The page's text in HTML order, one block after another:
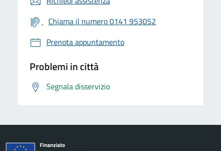
Chiama il numero 0141 953052
Prenota appuntamento
Problemi in città
Segnala disservizio